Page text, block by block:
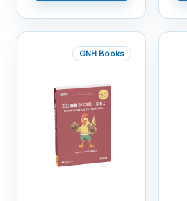
GNH Books